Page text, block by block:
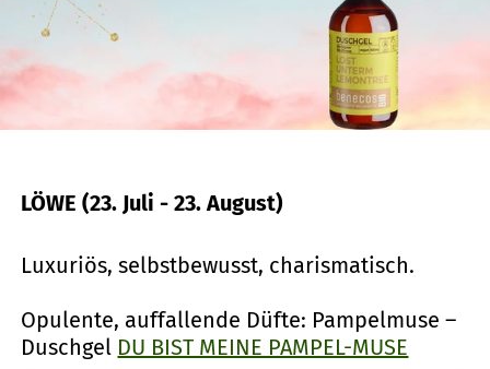
LÖWE (23. Juli - 23. August)
Luxuriös, selbstbewusst, charismatisch.
Opulente, auffallende Düfte: Pampelmuse –
Duschgel DU BIST MEINE PAMPEL-MUSE